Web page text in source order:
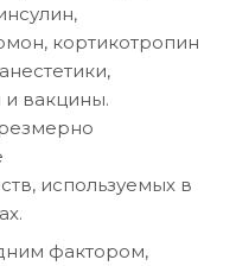
кортикотропин
и вакцины.
используемых в
фактором,